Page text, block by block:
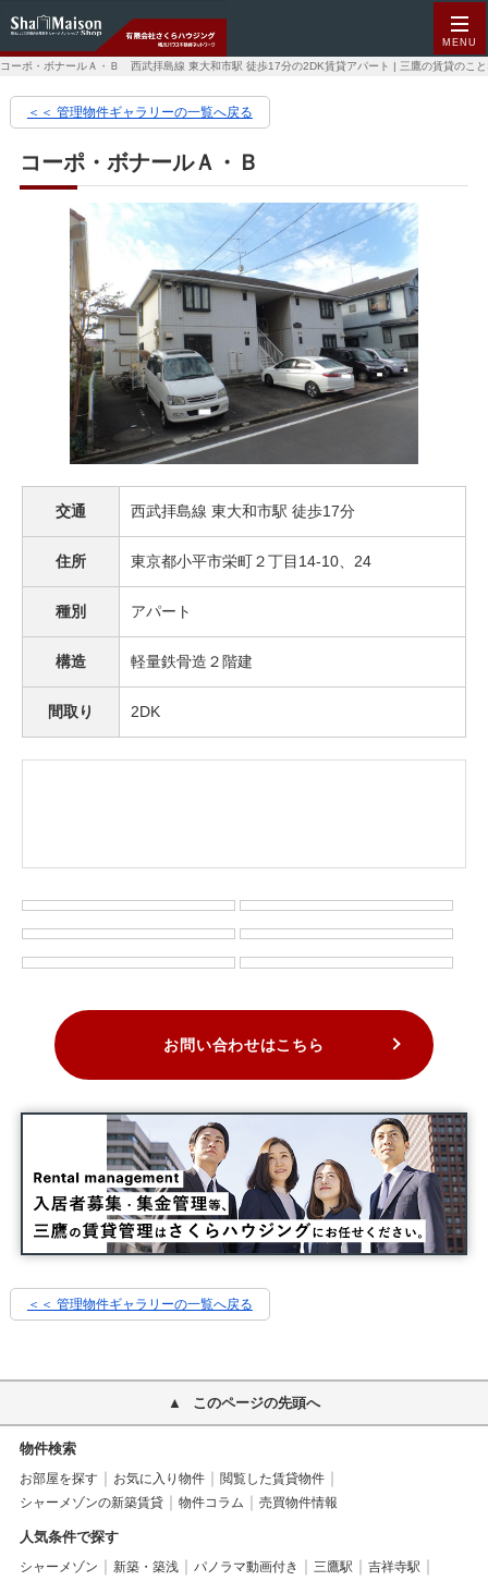
MENU
コーポ・ボナールＡ・Ｂ 西武拝島線 東大和市駅 徒歩17分の2DK賃貸アパート | 三鷹の賃貸のこ
＜＜ 管理物件ギャラリーの一覧へ戻る
コーポ・ボナールＡ・Ｂ
交通 西武拝島線 東大和市駅 徒歩17分
住所 東京都小平市栄町２丁目14-10、24
種別 アパート
構造 軽量鉄骨造２階建
間取り 2DK
お問い合わせはこちら
＜＜ 管理物件ギャラリーの一覧へ戻る
このページの先頭へ
物件検索
お部屋を探す お気に入り物件
閲覧した賃貸物件
シャーメゾンの新築賃貸
物件コラム 売買物件情報
人気条件で探す
シャーメゾン 新築・築浅 パノラマ動画付き 三鷹駅
吉祥寺駅